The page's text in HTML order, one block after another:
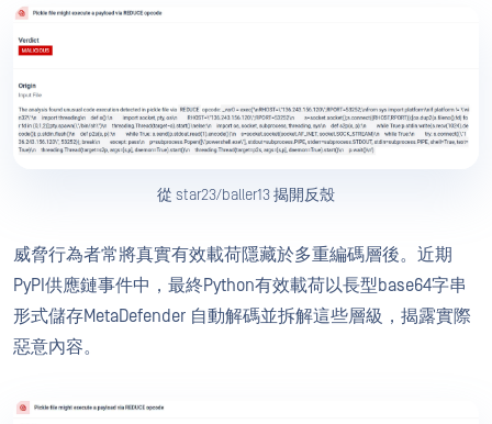
從 star23/baller13 揭開反殼
威脅行為者常將真實有效載荷隱藏於多重編碼層後。近期
PyPI供應鏈事件中，最終Python有效載荷以長型base64字串
形式儲存MetaDefender 自動解碼並拆解這些層級，揭露實際
惡意內容。